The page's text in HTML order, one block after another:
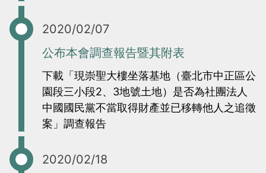
2020/02/07
公布本會調查報告暨其附表
下載「現崇聖大樓坐落基地（臺北市中正區公
園段三小段2、3地號土地）是否為社團法人
中國國民黨不當取得財產並已移轉他人之追徵
案」調查報告
2020/02/18